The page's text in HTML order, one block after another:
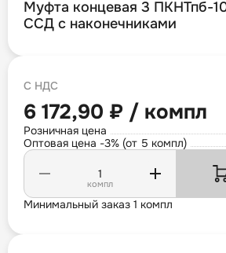
Муфта концевая 3 ПКНТпб-
ССД с наконечниками
С НДС
6 172,90 ₽ / компл
Розничная цена
Оптовая цена -3% (от 5 компл)
компл
Минимальный заказ 1 компл